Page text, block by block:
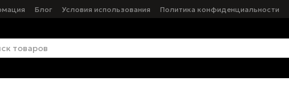
Блог Условия использования
Политика конфиденциальности